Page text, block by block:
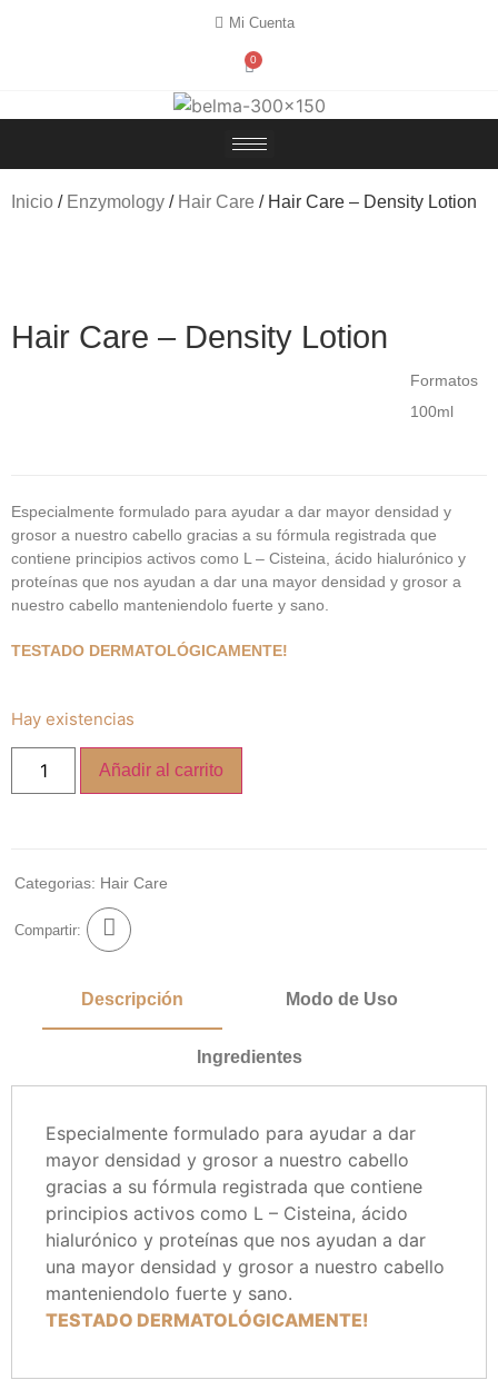
Mi Cuenta
0
Inicio / Enzymology / Hair Care / Hair Care – Density Lotion
Hair Care – Density Lotion
Formatos
100ml
Especialmente formulado para ayudar a dar mayor densidad y
grosor a nuestro cabello gracias a su fórmula registrada que
contiene principios activos como L – Cisteina, ácido hialurónico y
proteínas que nos ayudan a dar una mayor densidad y grosor a
nuestro cabello manteniendolo fuerte y sano.
TESTADO DERMATOLÓGICAMENTE!
Hay existencias
Añadir al carrito
Categorias: Hair Care
Compartir:
Descripción Modo de Uso
Ingredientes
Especialmente formulado para ayudar a dar
mayor densidad y grosor a nuestro cabello
gracias a su fórmula registrada que contiene
principios activos como L – Cisteina, ácido
hialurónico y proteínas que nos ayudan a dar
una mayor densidad y grosor a nuestro cabello
manteniendolo fuerte y sano.
TESTADO DERMATOLÓGICAMENTE!